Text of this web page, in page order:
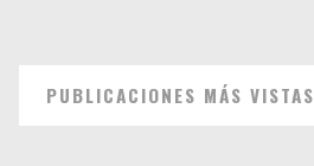
PUBLICACIONES MÁS VISTAS